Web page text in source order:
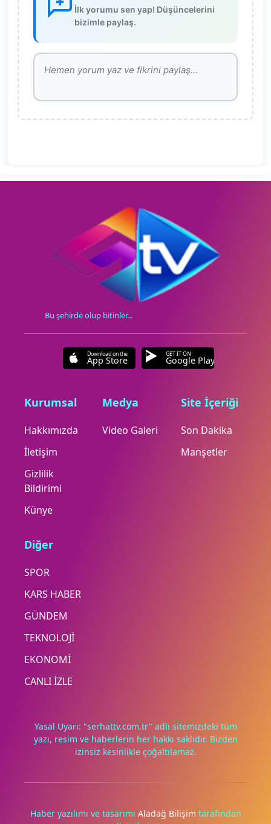
Deneyimini iyileştirmek ve içeriğimizi geliştirmek için çerezler
yalnızca onayınla.
İlk yorumu sen yap! Düşüncelerini
bizimle paylaş.
Bu şehirde olup bitinler...
Download on the
App Store
GET IT ON
Google Play
Kurumsal
Hakkımızda
İletişim
Gizlilik
Bildirimi
Künye
Medya
Video Galeri
Site İçeriği
Son Dakika
Manşetler
Diğer
SPOR
KARS HABER
GÜNDEM
TEKNOLOJİ
EKONOMİ
CANLI İZLE
Yasal Uyarı: "serhattv.com.tr" adlı sitemizdeki tüm
yazı, resim ve haberlerin her hakkı saklıdır. Bizden
izinsiz kesinlikle çoğaltılamaz.
Haber yazılımı ve tasarımı Aladağ Bilişim tarafından